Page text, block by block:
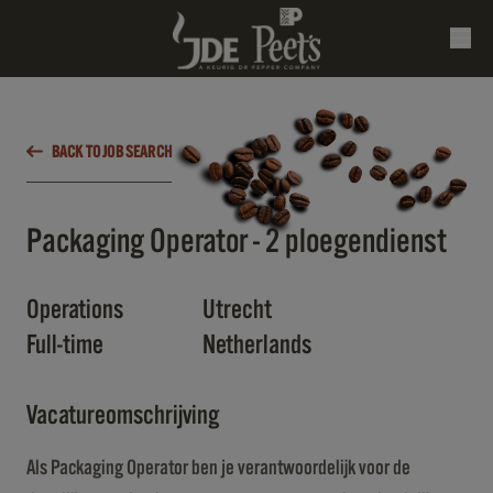
BACK TO JOB SEARCH
Packaging Operator - 2 ploegendienst
Operations
Utrecht
Full-time
Netherlands
Vacatureomschrijving
Als Packaging Operator ben je verantwoordelijk voor de